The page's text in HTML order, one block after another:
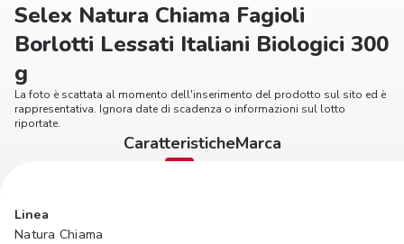
Selex Natura Chiama Fagioli
Borlotti Lessati Italiani Biologici 300
g
La foto è scattata al momento dell'inserimento del prodotto sul sito ed è
rappresentativa. Ignora date di scadenza o informazioni sul lotto
riportate.
CaratteristicheMarca
Linea
Natura Chiama